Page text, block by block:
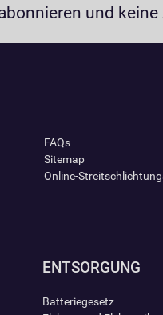
und
FAQs
Sitemap
Online-
ENTSORGUNG
Batteriegesetz